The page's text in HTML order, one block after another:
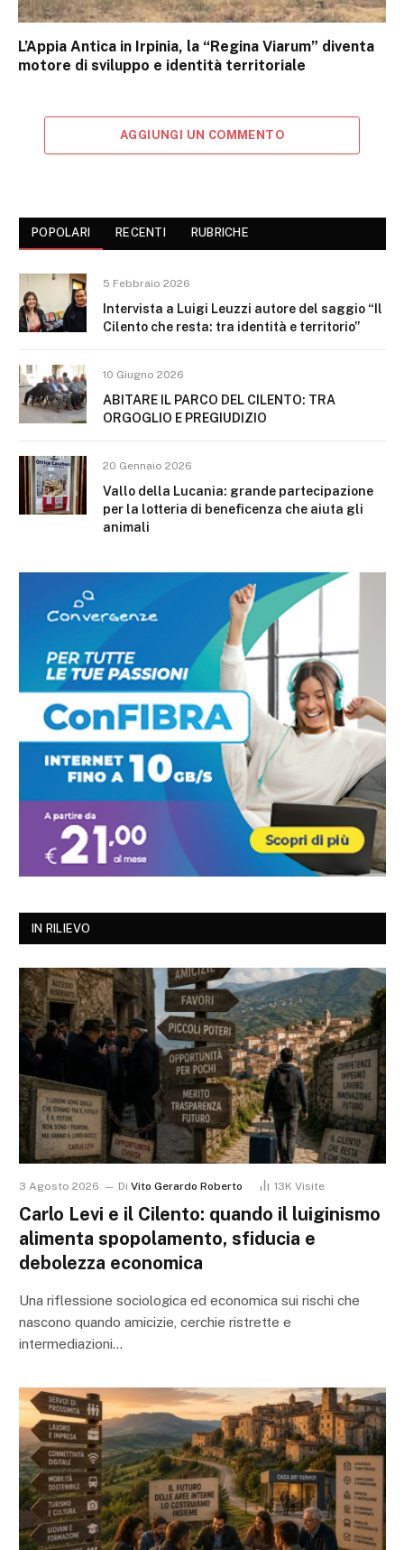
L’Appia Antica in Irpinia, la “Regina Viarum” diventa
motore di sviluppo e identità territoriale
AGGIUNGI UN COMMENTO
POPOLARI RECENTI RUBRICHE
5 Febbraio 2026
Intervista a Luigi Leuzzi autore del saggio “Il
Cilento che resta: tra identità e territorio”
10 Giugno 2026
ABITARE IL PARCO DEL CILENTO: TRA
ORGOGLIO E PREGIUDIZIO
20 Gennaio 2026
Vallo della Lucania: grande partecipazione
per la lotteria di beneficenza che aiuta gli
animali
IN RILIEVO
3 Agosto 2026 Di Vito Gerardo Roberto 13K Visite
Carlo Levi e il Cilento: quando il luiginismo
alimenta spopolamento, sfiducia e
debolezza economica
Una riflessione sociologica ed economica sui rischi che
nascono quando amicizie, cerchie ristrette e
intermediazioni…